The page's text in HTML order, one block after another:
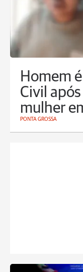
Homem
Civil
mulher
PONTA GROSSA